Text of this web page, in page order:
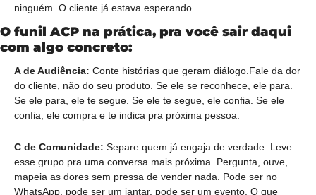
ninguém. O cliente já estava esperando.
O funil ACP na prática, pra você sair daqui
com algo concreto:
A de Audiência: Conte histórias que geram diálogo.Fale da dor
do cliente, não do seu produto. Se ele se reconhece, ele para.
Se ele para, ele te segue. Se ele te segue, ele confia. Se ele
confia, ele compra e te indica pra próxima pessoa.
C de Comunidade: Separe quem já engaja de verdade. Leve
esse grupo pra uma conversa mais próxima. Pergunta, ouve,
mapeia as dores sem pressa de vender nada. Pode ser no
WhatsApp, pode ser um jantar, pode ser um evento. O que